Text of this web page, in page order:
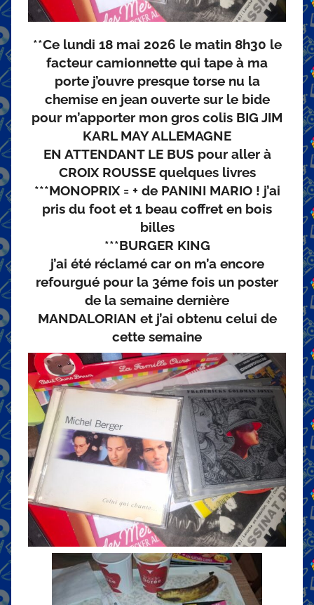
**Ce lundi 18 mai 2026 le matin 8h30 le
facteur camionnette qui tape à ma
porte j’ouvre presque torse nu la
chemise en jean ouverte sur le bide
pour m’apporter mon gros colis BIG JIM
KARL MAY ALLEMAGNE
EN ATTENDANT LE BUS pour aller à
CROIX ROUSSE quelques livres
***MONOPRIX = + de PANINI MARIO ! j’ai
pris du foot et 1 beau coffret en bois
billes
***BURGER KING
j’ai été réclamé car on m’a encore
refourgué pour la 3éme fois un poster
de la semaine dernière
MANDALORIAN et j’ai obtenu celui de
cette semaine